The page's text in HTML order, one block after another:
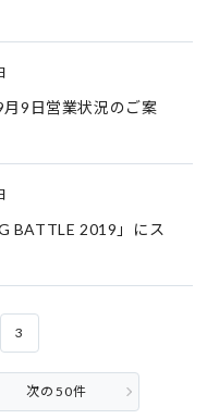
9日営業状況のご案
BATTLE 2019」にス
3
次の50件